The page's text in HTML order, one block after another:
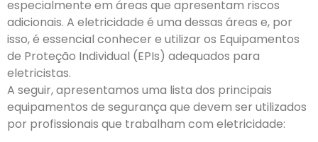
especialmente em áreas que apresentam riscos
adicionais. A eletricidade é uma dessas áreas e, por
isso, é essencial conhecer e utilizar os Equipamentos
de Proteção Individual (EPIs) adequados para
eletricistas.
A seguir, apresentamos uma lista dos principais
equipamentos de segurança que devem ser utilizados
por profissionais que trabalham com eletricidade: